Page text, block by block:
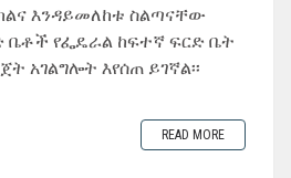
እንዳይመለከቱ ስልጣናቸው
ቤቶች የፌዴራል ከፍተኛ ፍርድ ቤት
አገልግሎት እየሰጠ ይገኛል፡፡
READ MORE